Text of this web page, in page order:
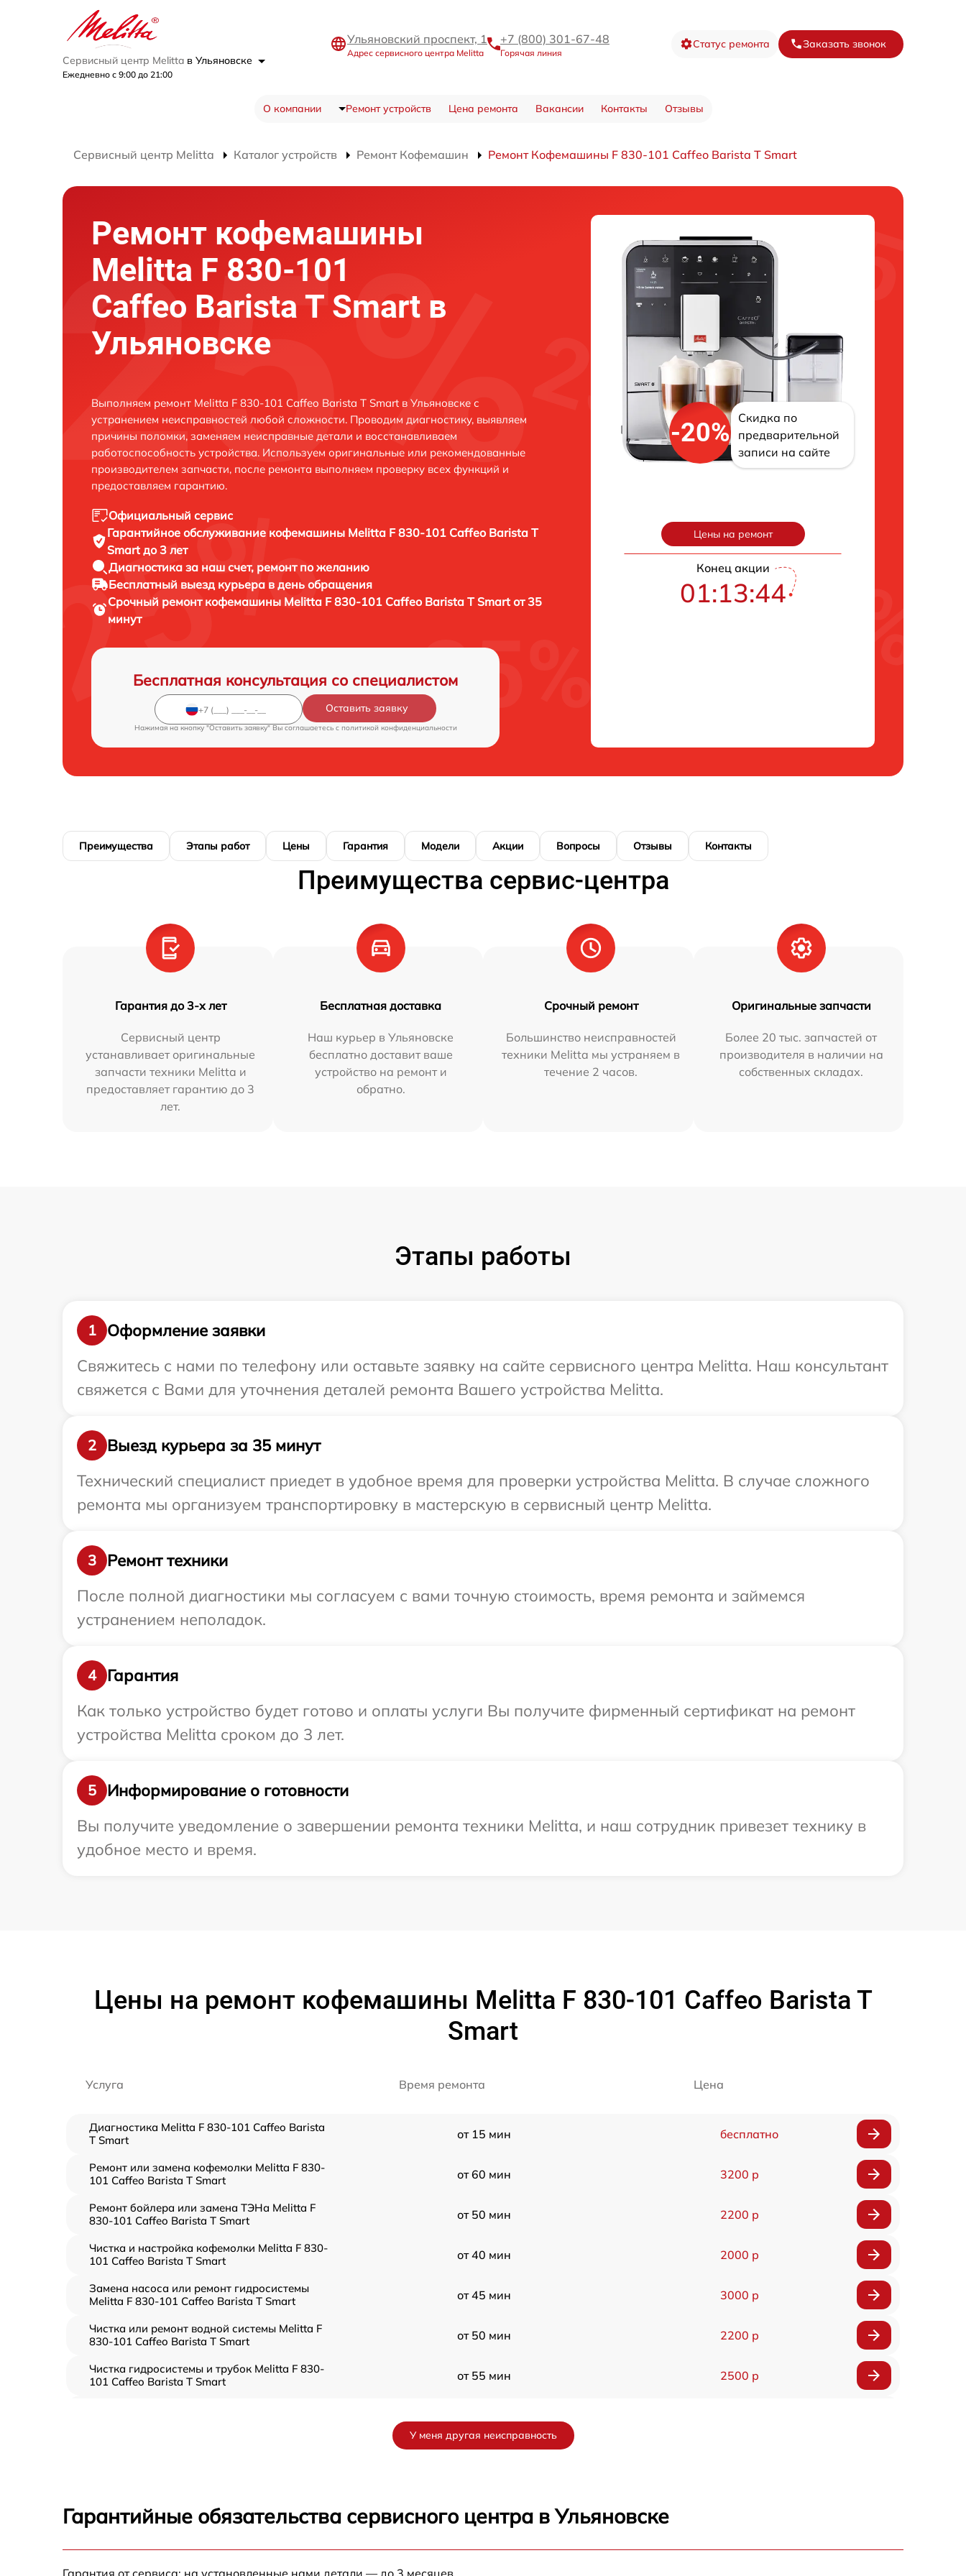
Сервисный центр Melitta в Ульяновске
Ежедневно с 9:00 до 21:00
Ульяновский проспект, 1
Адрес сервисного центра Melitta
+7 (800) 301-67-48
Горячая линия
Статус ремонта Заказать звонок
О компании Ремонт устройств Цена ремонта Вакансии Контакты Отзывы
Сервисный центр Melitta Каталог устройств Ремонт Кофемашин Ремонт Кофемашины F 830-101 Caffeo Barista T Smart
Ремонт кофемашины
Melitta F 830-101
Caffeo Barista T Smart в
Ульяновске
Выполняем ремонт Melitta F 830-101 Caffeo Barista T Smart в Ульяновске с
устранением неисправностей любой сложности. Проводим диагностику, выявляем
причины поломки, заменяем неисправные детали и восстанавливаем
работоспособность устройства. Используем оригинальные или рекомендованные
производителем запчасти, после ремонта выполняем проверку всех функций и
предоставляем гарантию.
Официальный сервис
Гарантийное обслуживание кофемашины Melitta F 830-101 Caffeo Barista T
Smart до 3 лет
Диагностика за наш счет, ремонт по желанию
Бесплатный выезд курьера в день обращения
Срочный ремонт кофемашины Melitta F 830-101 Caffeo Barista T Smart от 35
минут
Бесплатная консультация со специалистом
Оставить заявку
Нажимая на кнопку "Оставить заявку" Вы соглашаетесь c политикой конфиденциальности
-20%
Скидка по
предварительной
записи на сайте
Цены на ремонт
Конец акции
01:13:43
Преимущества Этапы работ Цены Гарантия Модели Акции Вопросы Отзывы Контакты
Преимущества сервис-центра
Гарантия до 3-х лет
Сервисный центр
устанавливает оригинальные
запчасти техники Melitta и
предоставляет гарантию до 3
лет.
Бесплатная доставка
Наш курьер в Ульяновске
бесплатно доставит ваше
устройство на ремонт и
обратно.
Срочный ремонт
Большинство неисправностей
техники Melitta мы устраняем в
течение 2 часов.
Оригинальные запчасти
Более 20 тыс. запчастей от
производителя в наличии на
собственных складах.
Этапы работы
1
Оформление заявки
Свяжитесь с нами по телефону или оставьте заявку на сайте сервисного центра Melitta. Наш консультант
свяжется с Вами для уточнения деталей ремонта Вашего устройства Melitta.
2
Выезд курьера за 35 минут
Технический специалист приедет в удобное время для проверки устройства Melitta. В случае сложного
ремонта мы организуем транспортировку в мастерскую в сервисный центр Melitta.
3
Ремонт техники
После полной диагностики мы согласуем с вами точную стоимость, время ремонта и займемся
устранением неполадок.
4
Гарантия
Как только устройство будет готово и оплаты услуги Вы получите фирменный сертификат на ремонт
устройства Melitta сроком до 3 лет.
5
Информирование о готовности
Вы получите уведомление о завершении ремонта техники Melitta, и наш сотрудник привезет технику в
удобное место и время.
Цены на ремонт кофемашины Melitta F 830-101 Caffeo Barista T
Smart
Услуга Время ремонта Цена
Диагностика Melitta F 830-101 Caffeo Barista
T Smart
от 15 мин бесплатно
Ремонт или замена кофемолки Melitta F 830-
101 Caffeo Barista T Smart
от 60 мин 3200 р
Ремонт бойлера или замена ТЭНа Melitta F
830-101 Caffeo Barista T Smart
от 50 мин 2200 р
Чистка и настройка кофемолки Melitta F 830-
101 Caffeo Barista T Smart
от 40 мин 2000 р
Замена насоса или ремонт гидросистемы
Melitta F 830-101 Caffeo Barista T Smart
от 45 мин 3000 р
Чистка или ремонт водной системы Melitta F
830-101 Caffeo Barista T Smart
от 50 мин 2200 р
Чистка гидросистемы и трубок Melitta F 830-
101 Caffeo Barista T Smart
от 55 мин 2500 р
Полный ремонт заварочного блока Melitta F
У меня другая неисправность
Гарантийные обязательства сервисного центра в Ульяновске
Гарантия от сервиса: на установленные нами детали — до 3 месяцев.